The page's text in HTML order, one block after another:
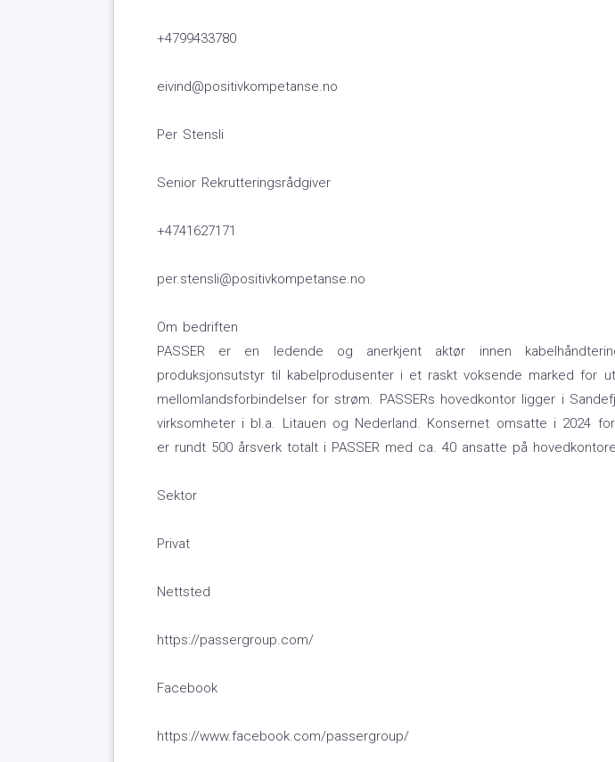
+4799433780
eivind@positivkompetanse.no
Per Stensli
Senior Rekrutteringsrådgiver
+4741627171
per.stensli@positivkompetanse.no
Om bedriften
PASSER er en ledende og anerkjent aktør innen
produksjonsutstyr til kabelprodusenter i et raskt voksende marked for
mellomlandsforbindelser for strøm. PASSERs hovedkontor ligger i
virksomheter i bl.a. Litauen og Nederland. Konsernet omsatte i 2024
er rundt 500 årsverk totalt i PASSER med ca. 40 ansatte på
Sektor
Privat
Nettsted
https://passergroup.com/
Facebook
https://www.facebook.com/passergroup/